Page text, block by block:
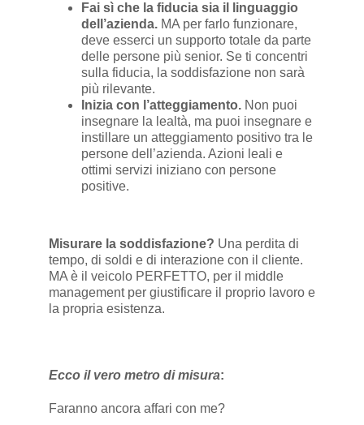
Fai sì che la fiducia sia il linguaggio
dell’azienda.MA per farlo funzionare,
deve esserci un supporto totale da parte
delle persone più senior. Se ti concentri
sulla fiducia, la soddisfazione non sarà
più rilevante.
Inizia con l’atteggiamento.Non puoi
insegnare la lealtà, ma puoi insegnare e
instillare un atteggiamento positivo tra le
persone dell’azienda. Azioni leali e
ottimi servizi iniziano con persone
positive.
Misurare la soddisfazione? Una perdita di
tempo, di soldi e di interazione con il cliente.
MA è il veicolo PERFETTO, per il middle
management per giustificare il proprio lavoro e
la propria esistenza.
Ecco il vero metro di misura:
Faranno ancora affari con me?